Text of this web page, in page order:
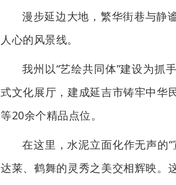
漫步延边大地，繁华街巷与静
人心的风景线。
我州以“艺绘共同体”建设为抓
式文化展厅，建成延吉市铸牢中华
等20余个精品点位。
在这里，水泥立面化作无声的
达莱、鹤舞的灵秀之美交相辉映。